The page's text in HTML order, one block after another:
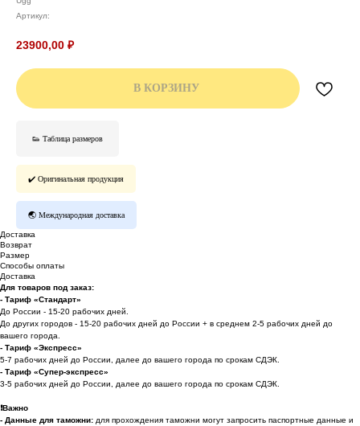
Артикул:
23900,00 ₽
В КОРЗИНУ
👟 Таблица размеров
✔️ Оригинальная продукция
🌏 Международная доставка
Доставка
Возврат
Размер
Способы оплаты
Доставка
Для товаров под заказ:
- Тариф «Стандарт»
До России - 15-20 рабочих дней.
До других городов - 15-20 рабочих дней до России + в среднем 2-5 рабочих дней до
вашего города.
- Тариф «Экспресс»
5-7 рабочих дней до России, далее до вашего города по срокам СДЭК.
- Тариф «Супер-экспресс»
3-5 рабочих дней до России, далее до вашего города по срокам СДЭК.
❗️Важно
- Данные для таможни: для прохождения таможни могут запросить паспортные данные и